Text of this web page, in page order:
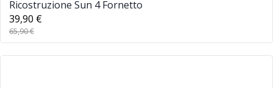
Ricostruzione Sun 4 Fornetto
39,90 €
65,90 €